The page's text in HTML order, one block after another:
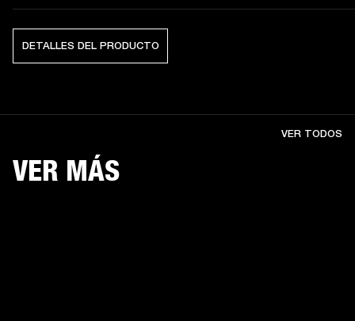
DETALLES DEL PRODUCTO
VER MÁS
VER TODOS